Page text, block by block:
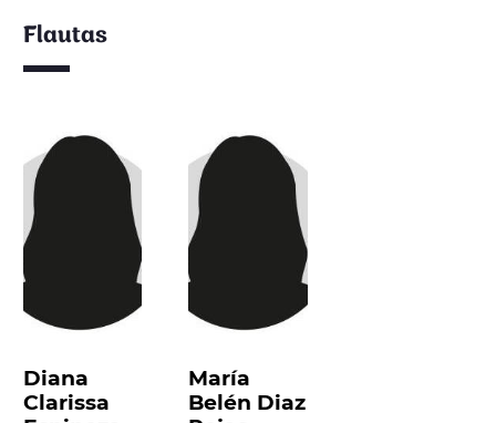
Flautas
Diana
Clarissa
María
Belén Diaz